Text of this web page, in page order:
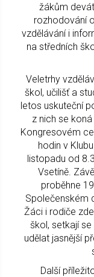
žákům
rozhodování
vzdělávání i
na středních
Veletrhy
škol, učilišť a
letos uskuteční
z nich se
Kongresovém
hodin v
listopadu od
Vsetíně.
proběhne
Společenském
Žáci i rodiče
škol, setkají
udělat jasnější
Další